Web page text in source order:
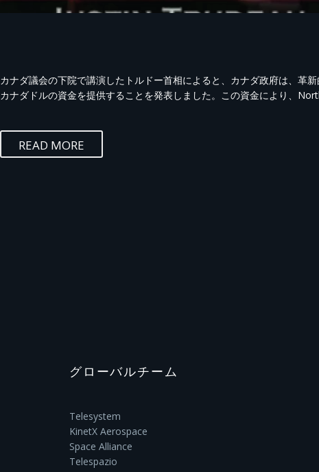
カナダ議会の下院で講演したトルドー首相によると、カナダ政府は、革
カナダドルの資金を提供することを発表しました。この資金により、
READ MORE
グローバルチーム
Telesystem
KinetX Aerospace
Space Alliance
Telespazio